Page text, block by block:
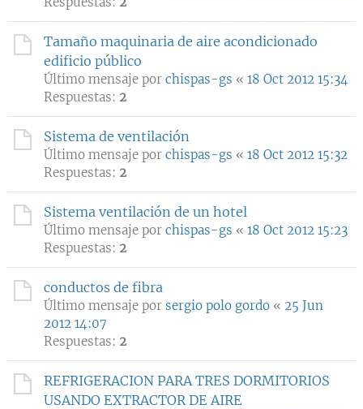
Tamaño maquinaria de aire acondicionado
edificio público
Último mensaje por chispas-gs « 18 Oct 2012 15:34
Respuestas: 2
Sistema de ventilación
Último mensaje por chispas-gs « 18 Oct 2012 15:32
Respuestas: 2
Sistema ventilación de un hotel
Último mensaje por chispas-gs « 18 Oct 2012 15:23
Respuestas: 2
conductos de fibra
Último mensaje por sergio polo gordo « 25 Jun
2012 14:07
Respuestas: 2
REFRIGERACION PARA TRES DORMITORIOS
USANDO EXTRACTOR DE AIRE